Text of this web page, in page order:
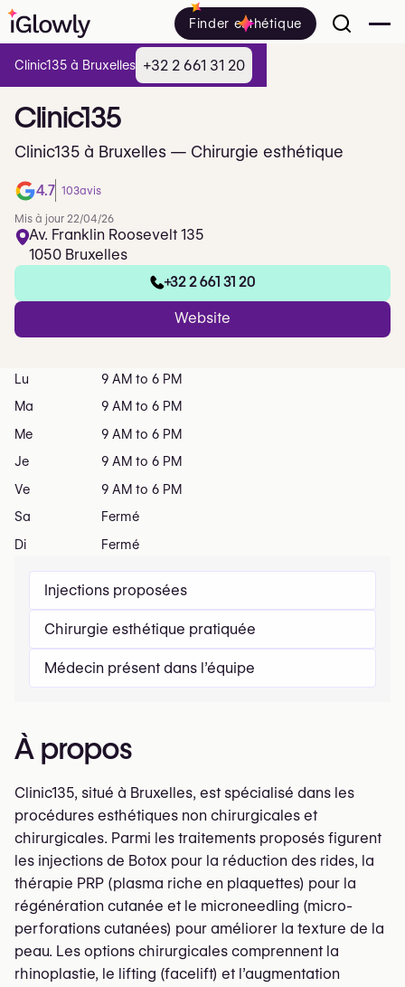
Finder esthétique
Clinic135
Clinic135 à Bruxelles — Chirurgie esthétique
4.7 103avis
Mis à jour 22/04/26
Av. Franklin Roosevelt 135
1050 Bruxelles
+32 2 661 31 20
Website
Injections proposées
Chirurgie esthétique pratiquée
Médecin présent dans l’équipe
À propos
Clinic135, situé à Bruxelles, est spécialisé dans les
procédures esthétiques non chirurgicales et
chirurgicales. Parmi les traitements proposés figurent
les injections de Botox pour la réduction des rides, la
thérapie PRP (plasma riche en plaquettes) pour la
régénération cutanée et le microneedling (micro-
perforations cutanées) pour améliorer la texture de la
peau. Les options chirurgicales comprennent la
rhinoplastie, le lifting (facelift) et l’augmentation
Lu
9 AM to 6 PM
Ma
9 AM to 6 PM
Me
9 AM to 6 PM
Je
9 AM to 6 PM
Ve
9 AM to 6 PM
Sa
Fermé
Di
Fermé
Clinic135 à Bruxelles +32 2 661 31 20